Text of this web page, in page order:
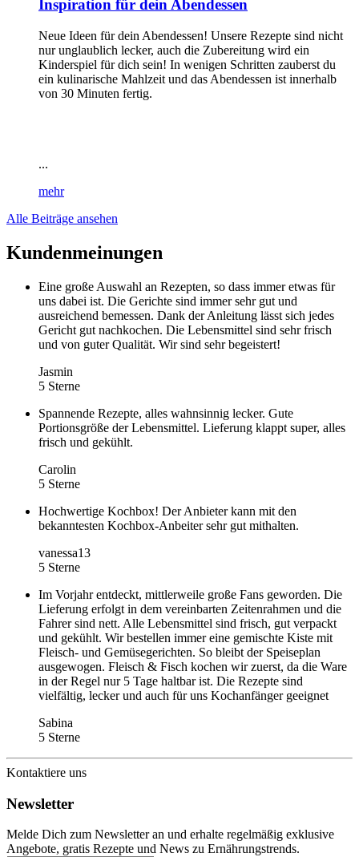
Inspiration für dein Abendessen
Neue Ideen für dein Abendessen! Unsere Rezepte sind nicht
nur unglaublich lecker, auch die Zubereitung wird ein
Kinderspiel für dich sein! In wenigen Schritten zauberst du
ein kulinarische Mahlzeit und das Abendessen ist innerhalb
von 30 Minuten fertig.
...
mehr
Alle Beiträge ansehen
Kundenmeinungen
Eine große Auswahl an Rezepten, so dass immer etwas für
uns dabei ist. Die Gerichte sind immer sehr gut und
ausreichend bemessen. Dank der Anleitung lässt sich jedes
Gericht gut nachkochen. Die Lebensmittel sind sehr frisch
und von guter Qualität. Wir sind sehr begeistert!
Jasmin
5 Sterne
Spannende Rezepte, alles wahnsinnig lecker. Gute
Portionsgröße der Lebensmittel. Lieferung klappt super, alles
frisch und gekühlt.
Carolin
5 Sterne
Hochwertige Kochbox! Der Anbieter kann mit den
bekanntesten Kochbox-Anbeiter sehr gut mithalten.
vanessa13
5 Sterne
Im Vorjahr entdeckt, mittlerweile große Fans geworden. Die
Lieferung erfolgt in dem vereinbarten Zeitenrahmen und die
Fahrer sind nett. Alle Lebensmittel sind frisch, gut verpackt
und gekühlt. Wir bestellen immer eine gemischte Kiste mit
Fleisch- und Gemüsegerichten. So bleibt der Speiseplan
ausgewogen. Fleisch & Fisch kochen wir zuerst, da die Ware
in der Regel nur 5 Tage haltbar ist. Die Rezepte sind
vielfältig, lecker und auch für uns Kochanfänger geeignet
Sabina
5 Sterne
Kontaktiere uns
Newsletter
Melde Dich zum Newsletter an und erhalte regelmäßig exklusive
Angebote, gratis Rezepte und News zu Ernährungstrends.